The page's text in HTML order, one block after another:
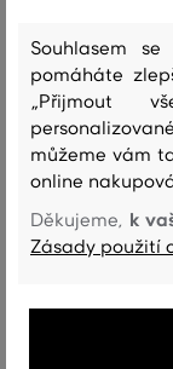
Souhlasem
pomáháte
„Přijmout
můžeme vám
online
Děkujeme, k
Zásady použití